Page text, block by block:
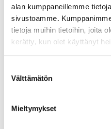
alan kumppaneillemme
sivustoamme.
tietoja muihin tietoihin, joita
kerätty, kun olet käyttänyt
valinta
Välttämätön
Mieltymykset
ADEONA
Viimeisimmät